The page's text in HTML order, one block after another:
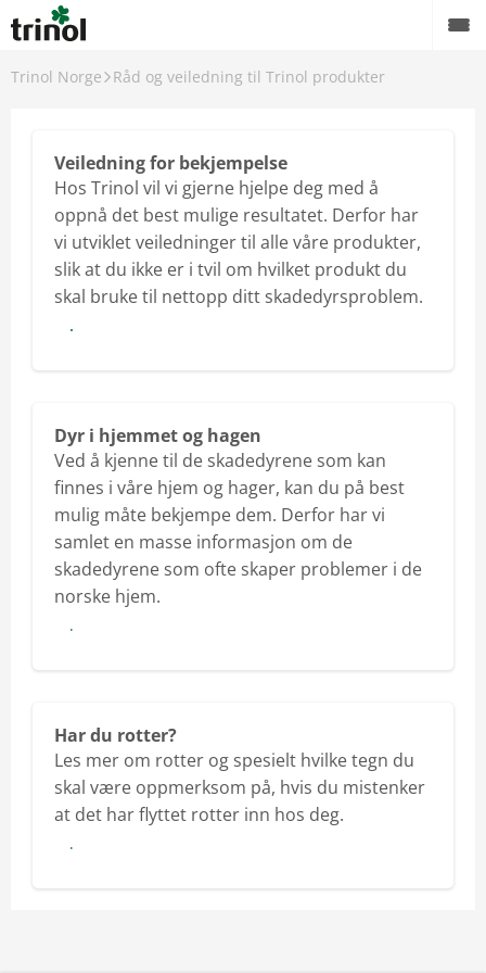
Trinol Norge Råd og veiledning til Trinol produkter
Veiledning for bekjempelse
Hos Trinol vil vi gjerne hjelpe deg med å
oppnå det best mulige resultatet. Derfor har
vi utviklet veiledninger til alle våre produkter,
slik at du ikke er i tvil om hvilket produkt du
skal bruke til nettopp ditt skadedyrsproblem.
Veiledning for bekjempelse
Dyr i hjemmet og hagen
Ved å kjenne til de skadedyrene som kan
finnes i våre hjem og hager, kan du på best
mulig måte bekjempe dem. Derfor har vi
samlet en masse informasjon om de
skadedyrene som ofte skaper problemer i de
norske hjem.
Dyr i hjemmet og hagen
Har du rotter?
Les mer om rotter og spesielt hvilke tegn du
skal være oppmerksom på, hvis du mistenker
at det har flyttet rotter inn hos deg.
Har du rotter?
Sortiment
Råd og veiledning til Trinol produkter
Om Trinol
Karriere